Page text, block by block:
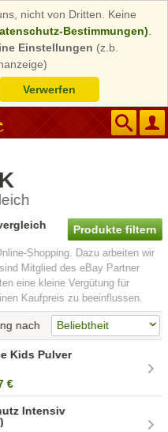
nicht von Dritten. Keine
Bestimmungen)
Einstellungen (z.b.
Verwerfen
Produkte filtern
Shopping. Dazu arbeiten wir
Mitglied des eBay Partner
eine kleine Vergütung für
Kaufpreis zu beeinflussen.
nach
Kids Pulver
€
Intensiv